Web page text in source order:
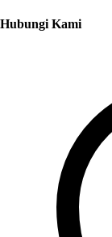
Hubungi Kami